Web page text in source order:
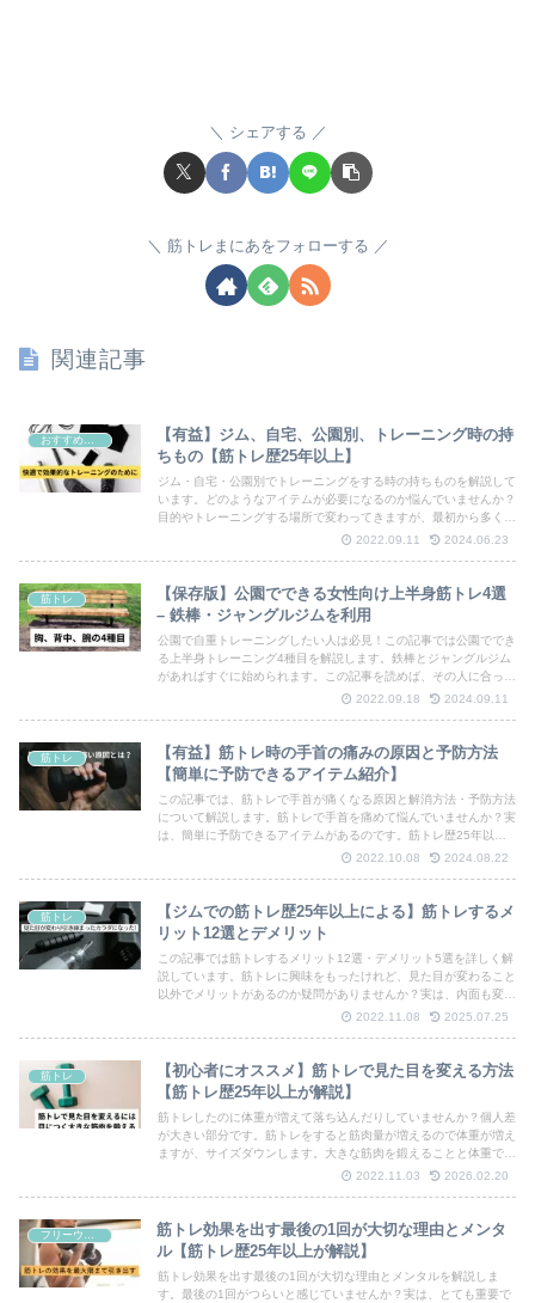
シェアする
筋トレまにあをフォローする
関連記事
おすすめアイテム
【有益】ジム、自宅、公園別、トレーニング時の持
ちもの【筋トレ歴25年以上】
ジム・自宅・公園別でトレーニングをする時の持ちものを解説して
います。どのようなアイテムが必要になるのか悩んでいませんか？
目的やトレーニングする場所で変わってきますが、最初から多くの
ものを揃える必要はありません。筋トレ経験25年以上。
2022.09.11 2024.06.23
筋トレ
【保存版】公園でできる女性向け上半身筋トレ4選
– 鉄棒・ジャングルジムを利用
公園で自重トレーニングしたい人は必見！この記事では公園ででき
る上半身トレーニング4種目を解説します。鉄棒とジャングルジム
があればすぐに始められます。この記事を読めば、その人に合った
負荷のかけ方もわかります。筋トレ歴25年以上の経験あり。
2022.09.18 2024.09.11
筋トレ
【有益】筋トレ時の手首の痛みの原因と予防方法
【簡単に予防できるアイテム紹介】
この記事では、筋トレで手首が痛くなる原因と解消方法・予防方法
について解説します。筋トレで手首を痛めて悩んでいませんか？実
は、簡単に予防できるアイテムがあるのです。筋トレ歴25年以上
2022.10.08 2024.08.22
筋トレ
【ジムでの筋トレ歴25年以上による】筋トレするメ
リット12選とデメリット
この記事では筋トレするメリット12選・デメリット5選を詳しく解
説しています。筋トレに興味をもったけれど、見た目が変わること
以外でメリットがあるのか疑問がありませんか？実は、内面も変わ
るのです。筋トレ歴25年以上の経験あり。2022.11.08 2025.07.25
筋トレ
【初心者にオススメ】筋トレで見た目を変える方法
【筋トレ歴25年以上が解説】
筋トレしたのに体重が増えて落ち込んだりしていませんか？個人差
が大きい部分です。筋トレをすると筋肉量が増えるので体重が増え
ますが、サイズダウンします。大きな筋肉を鍛えることと体重では
ないところに注目して継続する大切さを解説します。
2022.11.03 2026.02.20
筋トレ効果を出す最後の1回が大切な理由とメンタ
ル【筋トレ歴25年以上が解説】
筋トレ効果を出す最後の1回が大切な理由とメンタルを解説しま
す。最後の1回がつらいと感じていませんか？実は、とても重要で